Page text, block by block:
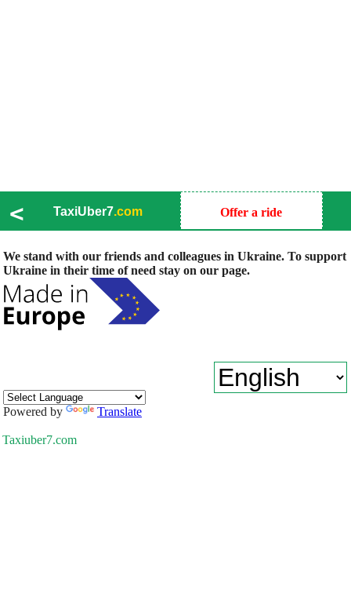
< TaxiUber7.com Offer a ride
We stand with our friends and colleagues in Ukraine. To support
Ukraine in their time of need stay on our page.
Powered by Translate
Taxiuber7.com